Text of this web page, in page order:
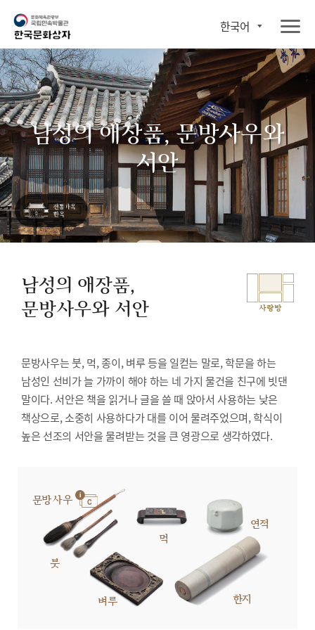
한국어
남성의 애장품, 문방사우와
서안
남성의 애장품,
문방사우와 서안
사랑방
문방사우는 붓, 먹, 종이, 벼루 등을 일컫는 말로, 학문을 하는
남성인 선비가 늘 가까이 해야 하는 네 가지 물건을 친구에 빗댄
말이다. 서안은 책을 읽거나 글을 쓸 때 앉아서 사용하는 낮은
책상으로, 소중히 사용하다가 대를 이어 물려주었으며, 학식이
높은 선조의 서안을 물려받는 것을 큰 영광으로 생각하였다.
문방사우
붓
먹
연적
벼루 한지